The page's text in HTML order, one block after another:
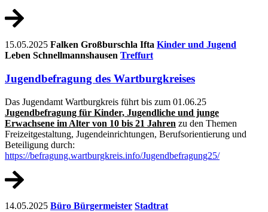
15.05.2025 Falken Großburschla Ifta Kinder und Jugend
Leben Schnellmannshausen Treffurt
Jugendbefragung des Wartburgkreises
Das Jugendamt Wartburgkreis führt bis zum 01.06.25
Jugendbefragung für Kinder, Jugendliche und junge
Erwachsene im Alter von 10 bis 21 Jahren zu den Themen
Freizeitgestaltung, Jugendeinrichtungen, Berufsorientierung und
Beteiligung durch:
https://befragung.wartburgkreis.info/Jugendbefragung25/
14.05.2025 Büro Bürgermeister Stadtrat